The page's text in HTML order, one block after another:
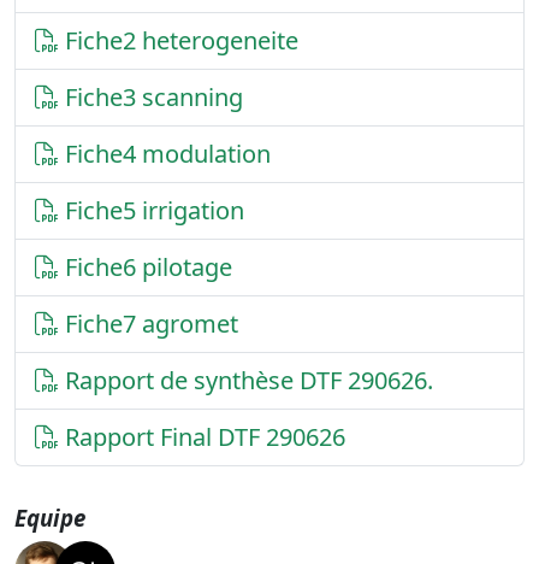
Fiche2 heterogeneite
Fiche3 scanning
Fiche4 modulation
Fiche5 irrigation
Fiche6 pilotage
Fiche7 agromet
Rapport de synthèse DTF 290626.
Rapport Final DTF 290626
Equipe